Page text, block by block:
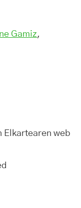
Gamiz,
Elkartearen web